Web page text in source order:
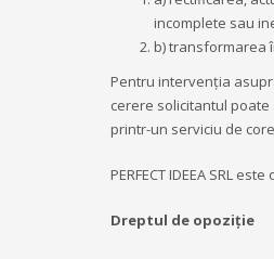
incomplete sau
b) transformarea
Pentru intervenția
cerere solicitantul poate
printr-un serviciu de
PERFECT IDEEA SRL
Dreptul de opoziție